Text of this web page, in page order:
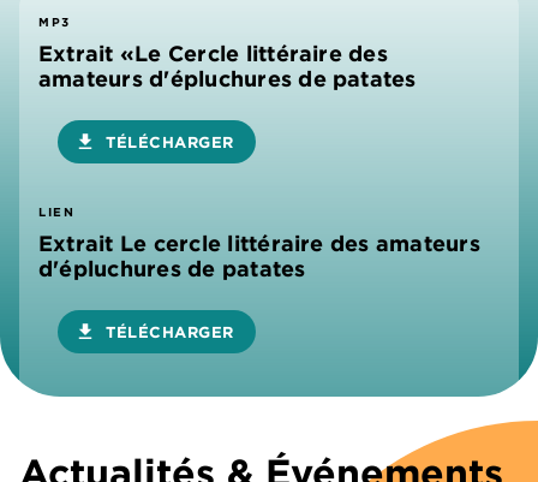
MP3
Extrait «Le Cercle littéraire des
amateurs d'épluchures de patates
download TÉLÉCHARGER
LIEN
Extrait Le cercle littéraire des amateurs
d'épluchures de patates
download TÉLÉCHARGER